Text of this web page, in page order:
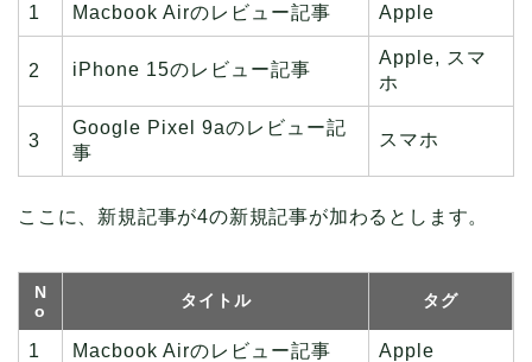
1 Macbook Airのレビュー記事 Apple
2 iPhone 15のレビュー記事
Apple, スマ
ホ
3
Google Pixel 9aのレビュー記
事
スマホ
ここに、新規記事が4の新規記事が加わるとします。
N
o
タイトル タグ
1 Macbook Airのレビュー記事 Apple